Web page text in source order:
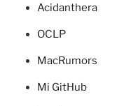
Acidanthera
OCLP
MacRumors
Mi GitHub